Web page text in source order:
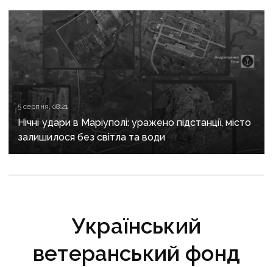
5 серпня, 08:21
Нічні удари в Маріуполі: уражено підстанції, місто
залишилося без світла та води
Український
ветеранський фонд